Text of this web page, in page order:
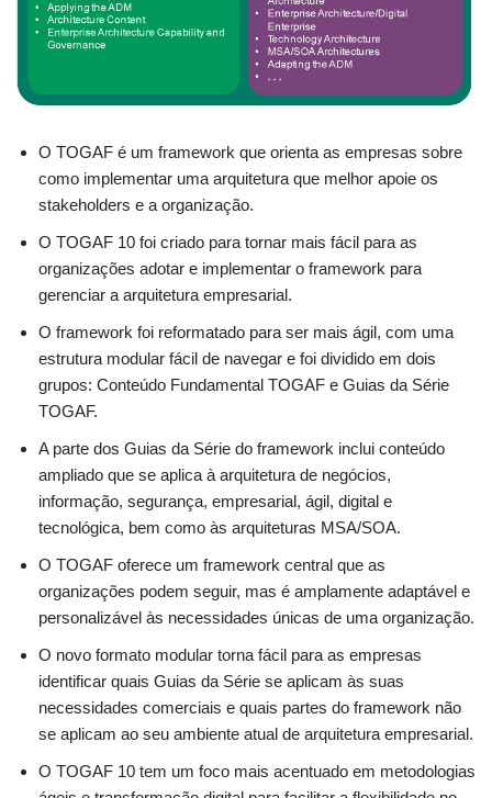
O TOGAF é um framework que orienta as empresas sobre
como implementar uma arquitetura que melhor apoie os
stakeholders e a organização.
O TOGAF 10 foi criado para tornar mais fácil para as
organizações adotar e implementar o framework para
gerenciar a arquitetura empresarial.
O framework foi reformatado para ser mais ágil, com uma
estrutura modular fácil de navegar e foi dividido em dois
grupos: Conteúdo Fundamental TOGAF e Guias da Série
TOGAF.
A parte dos Guias da Série do framework inclui conteúdo
ampliado que se aplica à arquitetura de negócios,
informação, segurança, empresarial, ágil, digital e
tecnológica, bem como às arquiteturas MSA/SOA.
O TOGAF oferece um framework central que as
organizações podem seguir, mas é amplamente adaptável e
personalizável às necessidades únicas de uma organização.
O novo formato modular torna fácil para as empresas
identificar quais Guias da Série se aplicam às suas
necessidades comerciais e quais partes do framework não
se aplicam ao seu ambiente atual de arquitetura empresarial.
O TOGAF 10 tem um foco mais acentuado em metodologias